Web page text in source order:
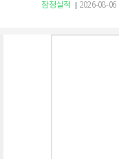
잠정실적 2026-08-06